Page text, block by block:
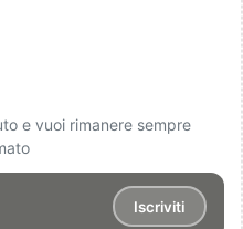
e vuoi rimanere sempre
Iscriviti